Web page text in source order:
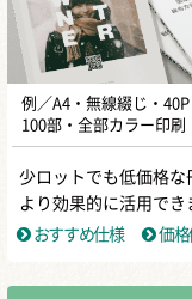
例／A4・無線綴じ・40P
100部・全部カラー印刷
少ロットでも低価格な
より効果的に活用でき
おすすめ仕様
価格